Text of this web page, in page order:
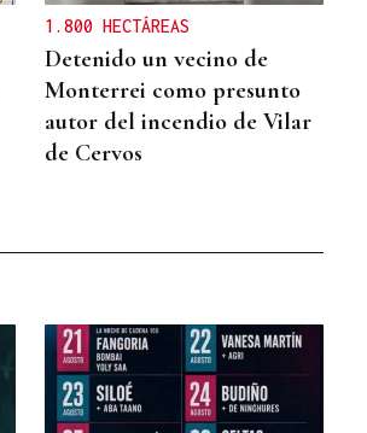
1.800 HECTÁREAS
Detenido un vecino de
Monterrei como presunto
autor del incendio de Vilar
de Cervos